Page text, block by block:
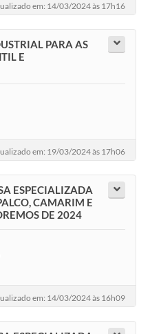
em: 14/03/2024 às 17h16
PARA AS
E
em: 19/03/2024 às 17h06
ESPECIALIZADA
CAMARIM E
DE 2024
em: 14/03/2024 às 16h09